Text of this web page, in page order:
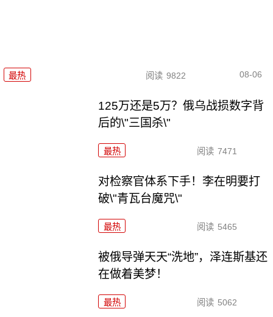
最热 阅读 9822 08-06
125万还是5万？俄乌战损数字背
后的\"三国杀\"
最热 阅读 7471
对检察官体系下手！李在明要打
破\"青瓦台魔咒\"
最热 阅读 5465
被俄导弹天天“洗地”，泽连斯基还
在做着美梦！
最热 阅读 5062